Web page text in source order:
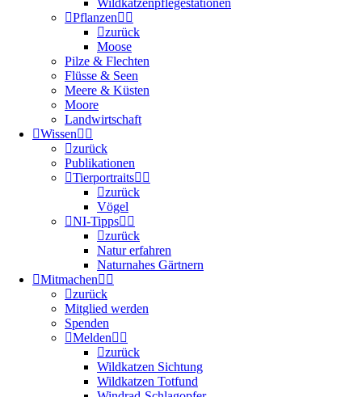
Wildkatzenpflegestationen
Pflanzen
zurück
Moose
Pilze & Flechten
Flüsse & Seen
Meere & Küsten
Moore
Landwirtschaft
Wissen
zurück
Publikationen
Tierportraits
zurück
Vögel
NI-Tipps
zurück
Natur erfahren
Naturnahes Gärtnern
Mitmachen
zurück
Mitglied werden
Spenden
Melden
zurück
Wildkatzen Sichtung
Wildkatzen Totfund